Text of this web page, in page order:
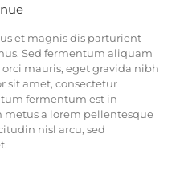
et magnis dis parturient
Sed fermentum aliquam
mauris, eget gravida nibh
sit amet, consectetur
fermentum est in
a lorem pellentesque
nisl arcu, sed